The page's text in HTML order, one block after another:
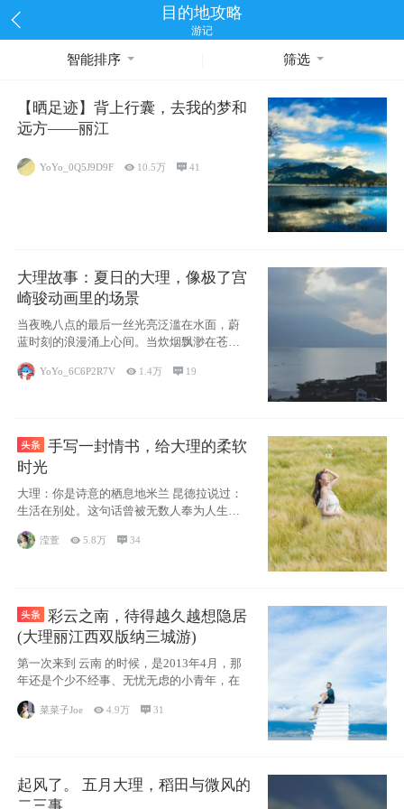
目的地攻略
游记
智能排序 筛选
【晒足迹】背上行囊，去我的梦和
远方——丽江
YoYo_0Q5J9D9F  10.5万 41
大理故事：夏日的大理，像极了宫
崎骏动画里的场景
当夜晚八点的最后一丝光亮泛滥在水面，蔚
蓝时刻的浪漫涌上心间。当炊烟飘渺在苍山
YoYo_6C6P2R7V  1.4万  19
手写一封情书，给大理的柔软
时光
大理：你是诗意的栖息地米兰 昆德拉说过：
生活在别处。这句话曾被无数人奉为人生信
条，并
滢萱 5.8万 34
彩云之南，待得越久越想隐居
(大理丽江西双版纳三城游)
第一次来到 云南 的时候，是2013年4月，那
年还是个少不经事、无忧无虑的小青年，在
菜菜子Joe 4.9万  31
起风了。 五月大理，稻田与微风的